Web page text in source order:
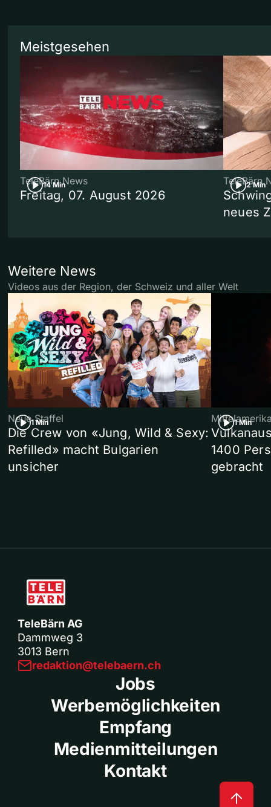
Meistgesehen
14 Min
TeleBärn News
Freitag, 07. August 2026
2 Min
TeleBärn
neues
Weitere News
Videos aus der Region, der Schweiz und aller Welt
1 Min
Neue Staffel
Die Crew von «Jung, Wild & Sexy:
Refilled» macht Bulgarien
unsicher
1 Min
1400
gebracht
TeleBärn AG
Dammweg 3
3013 Bern
redaktion@telebaern.ch
Jobs
Werbemöglichkeiten
Empfang
Medienmitteilungen
Kontakt